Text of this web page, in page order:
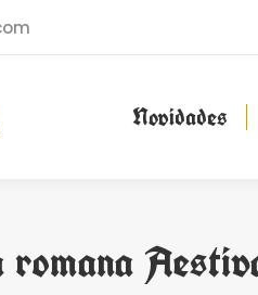
Novidades
romana
Novidades